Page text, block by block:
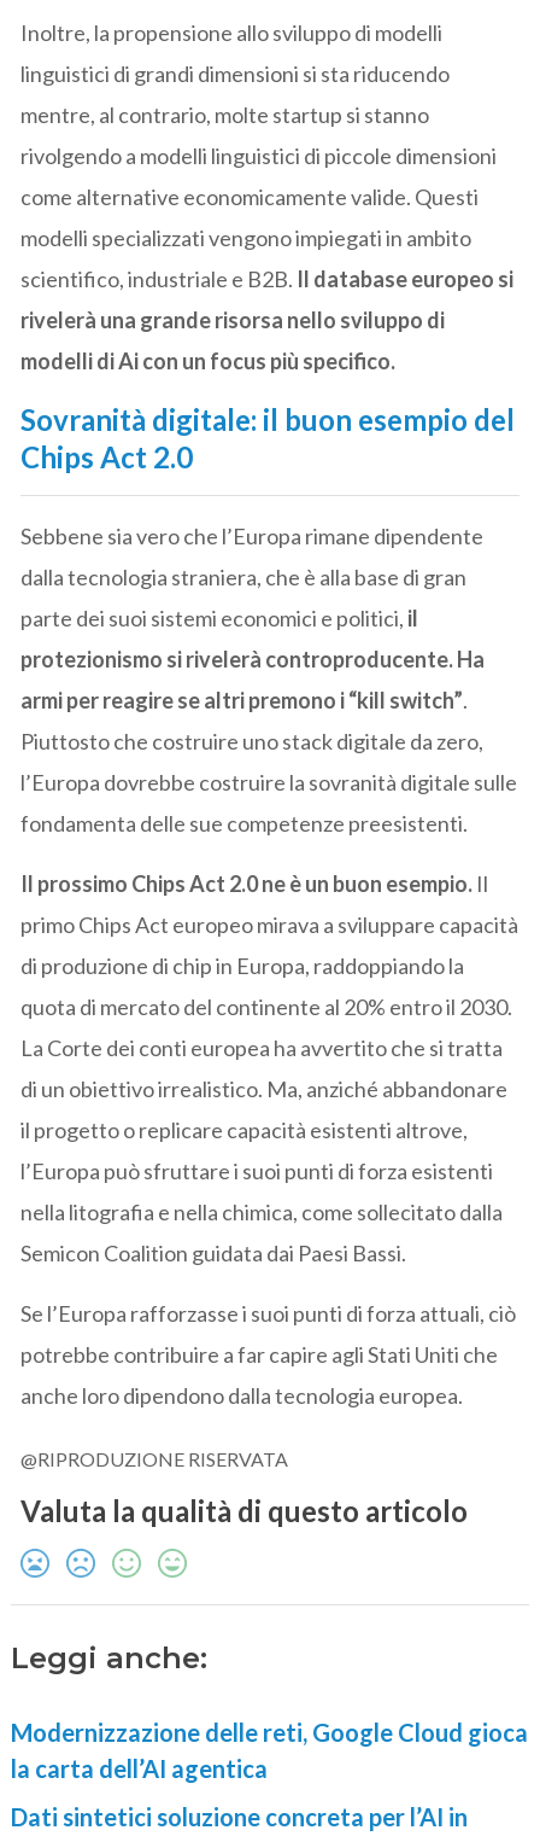
Inoltre, la propensione allo sviluppo di modelli
linguistici di grandi dimensioni si sta riducendo
mentre, al contrario, molte startup si stanno
rivolgendo a modelli linguistici di piccole dimensioni
come alternative economicamente valide. Questi
modelli specializzati vengono impiegati in ambito
scientifico, industriale e B2B. Il database europeo si
rivelerà una grande risorsa nello sviluppo di
modelli di Ai con un focus più specifico.
Sovranità digitale: il buon esempio del
Chips Act 2.0
Sebbene sia vero che l’Europa rimane dipendente
dalla tecnologia straniera, che è alla base di gran
parte dei suoi sistemi economici e politici, il
protezionismo si rivelerà controproducente. Ha
armi per reagire se altri premono i “kill switch”.
Piuttosto che costruire uno stack digitale da zero,
l’Europa dovrebbe costruire la sovranità digitale sulle
fondamenta delle sue competenze preesistenti.
Il prossimo Chips Act 2.0 ne è un buon esempio. Il
primo Chips Act europeo mirava a sviluppare capacità
di produzione di chip in Europa, raddoppiando la
quota di mercato del continente al 20% entro il 2030.
La Corte dei conti europea ha avvertito che si tratta
di un obiettivo irrealistico. Ma, anziché abbandonare
il progetto o replicare capacità esistenti altrove,
l’Europa può sfruttare i suoi punti di forza esistenti
nella litografia e nella chimica, come sollecitato dalla
Semicon Coalition guidata dai Paesi Bassi.
Se l’Europa rafforzasse i suoi punti di forza attuali, ciò
potrebbe contribuire a far capire agli Stati Uniti che
anche loro dipendono dalla tecnologia europea.
@RIPRODUZIONE RISERVATA
Valuta la qualità di questo articolo
Leggi anche:
Modernizzazione delle reti, Google Cloud gioca
la carta dell’AI agentica
Dati sintetici soluzione concreta per l’AI in